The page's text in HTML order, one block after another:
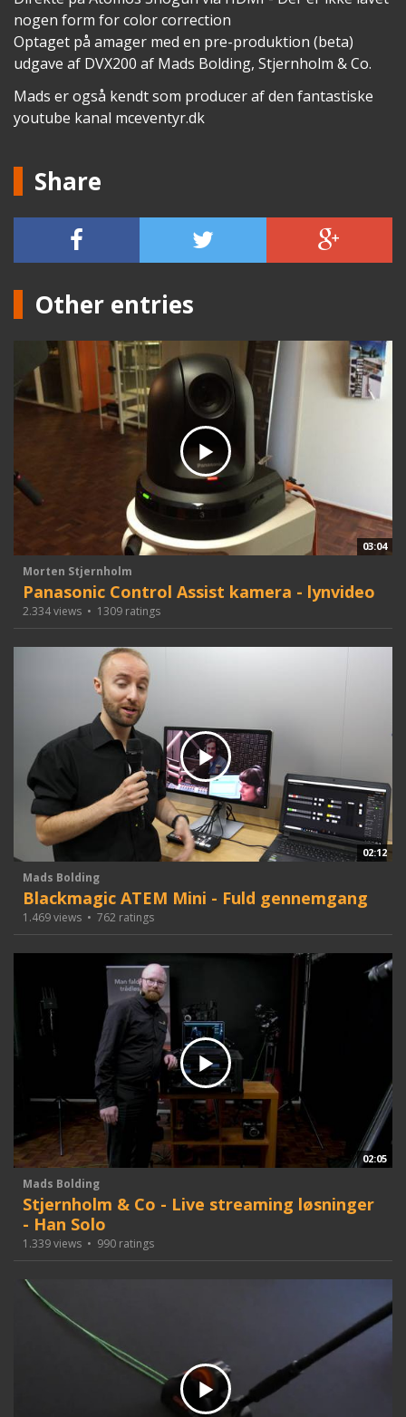
nogen form for color correction
Optaget på amager med en pre-produktion (beta)
udgave af DVX200 af Mads Bolding, Stjernholm & Co.
Mads er også kendt som producer af den fantastiske
youtube kanal mceventyr.dk
Share
Other entries
03:04
Morten Stjernholm
Panasonic Control Assist kamera - lynvideo
2.334 views • 1309 ratings
02:12
Mads Bolding
Blackmagic ATEM Mini - Fuld gennemgang
1.469 views • 762 ratings
02:05
Mads Bolding
Stjernholm & Co - Live streaming løsninger
- Han Solo
1.339 views • 990 ratings